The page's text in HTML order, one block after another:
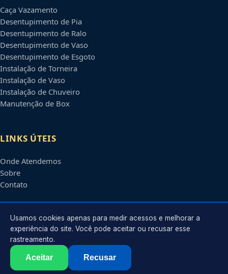
Caça Vazamento
Desentupimento de Pia
Desentupimento de Ralo
Desentupimento de Vaso
Desentupimento de Esgoto
Instalação de Torneira
Instalação de Vaso
Instalação de Chuveiro
Manutenção de Box
LINKS ÚTEIS
Onde Atendemos
Sobre
Contato
CONTATO
Atendimento em
contato@encanadoremjoaopessoa.com.br
2026 Encanador emJoão Pessoa
. Todos os direitos reservados.
Usamos cookies apenas para medir acessos e melhorar a
experiência do site. Você pode aceitar ou recusar esse
rastreamento.
Aceitar Recusar